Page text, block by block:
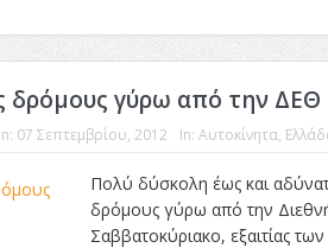
δρόμους γύρω από την ΔΕΘ
07 Σεπτεμβρίου, 2012 In: Αυτοκίνητα,
Πολύ δύσκολη έως και
δρόμους γύρω από την
Σαββατοκύριακο, εξαιτίας